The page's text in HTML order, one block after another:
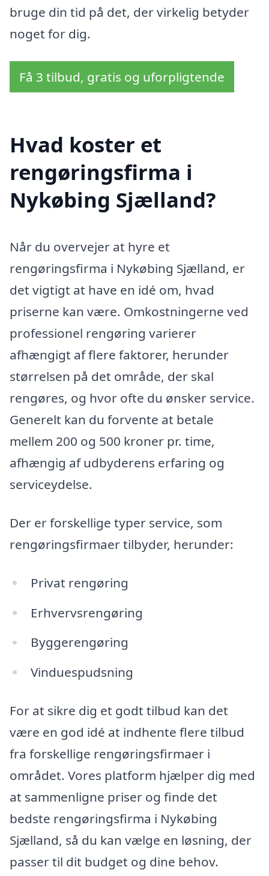
bruge din tid på det, der virkelig betyder
noget for dig.
Få 3 tilbud, gratis og uforpligtende
Hvad koster et
rengøringsfirma i
Nykøbing Sjælland?
Når du overvejer at hyre et
rengøringsfirma i Nykøbing Sjælland, er
det vigtigt at have en idé om, hvad
priserne kan være. Omkostningerne ved
professionel rengøring varierer
afhængigt af flere faktorer, herunder
størrelsen på det område, der skal
rengøres, og hvor ofte du ønsker service.
Generelt kan du forvente at betale
mellem 200 og 500 kroner pr. time,
afhængig af udbyderens erfaring og
serviceydelse.
Der er forskellige typer service, som
rengøringsfirmaer tilbyder, herunder:
Privat rengøring
Erhvervsrengøring
Byggerengøring
Vinduespudsning
For at sikre dig et godt tilbud kan det
være en god idé at indhente flere tilbud
fra forskellige rengøringsfirmaer i
området. Vores platform hjælper dig med
at sammenligne priser og finde det
bedste rengøringsfirma i Nykøbing
Sjælland, så du kan vælge en løsning, der
passer til dit budget og dine behov.